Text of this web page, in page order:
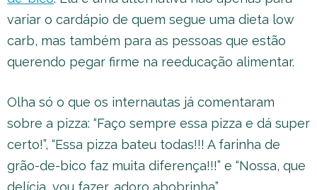
variar o cardápio de quem segue uma dieta low
carb, mas também para as pessoas que estão
querendo pegar firme na reeducação alimentar.
Olha só o que os internautas já comentaram
sobre a pizza: “Faço sempre essa pizza e dá super
certo!”, “Essa pizza bateu todas!!! A farinha de
grão-de-bico faz muita diferença!!!” e “Nossa, que